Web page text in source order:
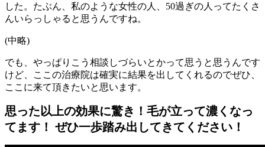
した。たぶん、私のような女性の人、50過ぎの人ってたくさ
んいらっしゃると思うんですね。
(中略)
でも、やっぱりこう相談しづらいとかって思うと思うんです
けど、ここの治療院は確実に結果を出してくれるのでぜひ、
ここに来て頂きたいと思います。
思った以上の効果に驚き！毛が立って濃くなっ
てます！ ぜひ一歩踏み出してきてください！